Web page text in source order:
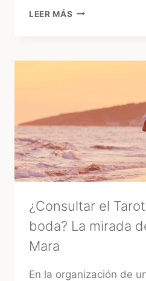
LEER MÁS 15
EL
DE
LA
FIESTA
TRADICIONAL
¿Consultar el
boda? La mirada
Mara
En la organización de